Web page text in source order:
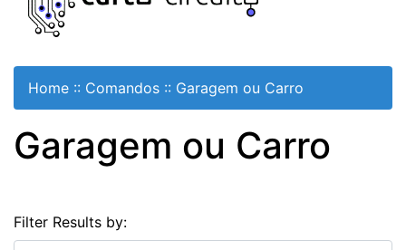
Home :: Comandos :: Garagem ou Carro
Garagem ou Carro
Filter Results by: